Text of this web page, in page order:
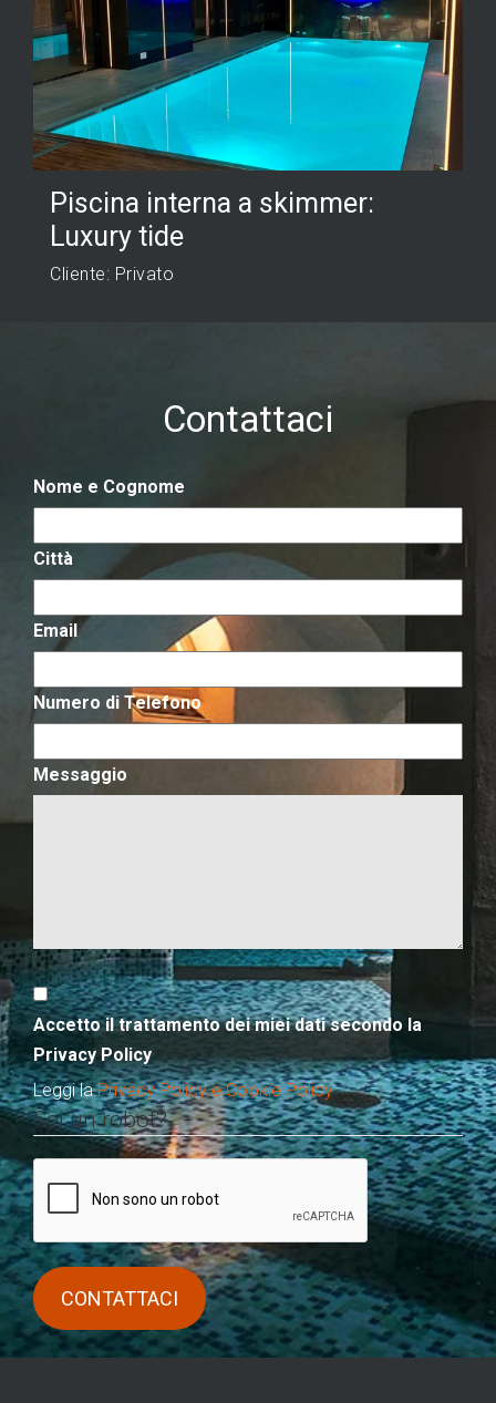
Piscina interna a skimmer:
Luxury tide
Cliente: Privato
Contattaci
Nome e Cognome
Città
Email
Numero di Telefono
Messaggio
Accetto il trattamento dei miei dati secondo la
Privacy Policy
Leggi laPrivacy Policy e Cookie Policy
Sei un robot?